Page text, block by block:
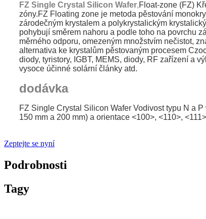
FZ Single Crystal Silicon Wafer,Float-zone (FZ)
zóny.FZ Floating zone je metoda pěstování
zárodečným krystalem a polykrystalickým
pohybují směrem nahoru a podle toho na povrchu
měrného odporu, omezeným množstvím nečistot,
alternativa ke krystalům pěstovaným procesem
diody, tyristory, IGBT, MEMS, diody, RF zařízení a
vysoce účinné solární články atd.
dodávka
FZ Single Crystal Silicon Wafer Vodivost typu N a
150 mm a 200 mm) a orientace <100>, <110>,
Zeptejte se nyní
Podrobnosti
Tagy